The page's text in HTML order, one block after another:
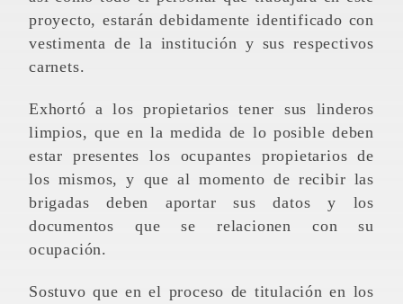
proyecto, estarán debidamente identificado con
vestimenta de la institución y sus respectivos
carnets.
Exhortó a los propietarios tener sus linderos
limpios, que en la medida de lo posible deben
estar presentes los ocupantes propietarios de
los mismos, y que al momento de recibir las
brigadas deben aportar sus datos y los
documentos que se relacionen con su
ocupación.
Sostuvo que en el proceso de titulación en los